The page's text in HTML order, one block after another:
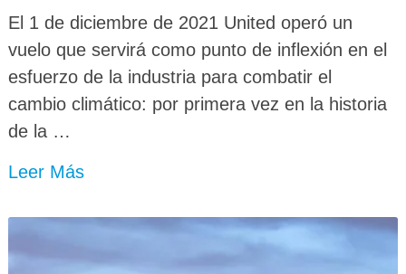
El 1 de diciembre de 2021 United operó un
vuelo que servirá como punto de inflexión en el
esfuerzo de la industria para combatir el
cambio climático: por primera vez en la historia
de la …
Leer Más